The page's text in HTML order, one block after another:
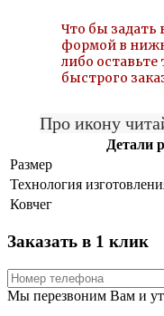
Что бы задать
формой в
либо оставьте
быстрого
Про икону
Детали
Размер
Технология
Ковчег
Заказать в 1 клик
Мы перезвоним Вам и